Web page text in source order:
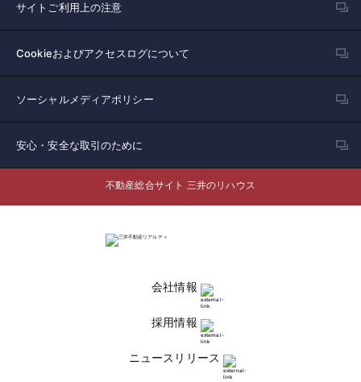
サイトご利用上の注意
Cookieおよびアクセスログについて
ソーシャルメディアポリシー
安心・安全な取引のために
不動産総合サイト 三井のリハウス
会社情報
採用情報
ニュースリリース